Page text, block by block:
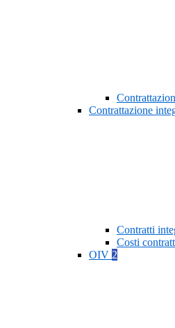
Contrattazione
Contratti
Costi
OIV 2